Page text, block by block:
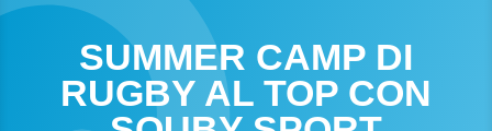
SUMMER CAMP DI
RUGBY AL TOP CON